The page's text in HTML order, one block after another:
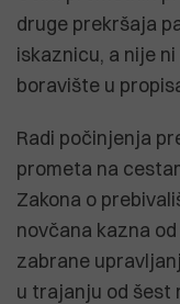
druge prekršaja
iskaznicu, a nije
boravište u
Radi počinjenja
prometa na
Zakona o
novčana kazna
zabrane
u trajanju od šest